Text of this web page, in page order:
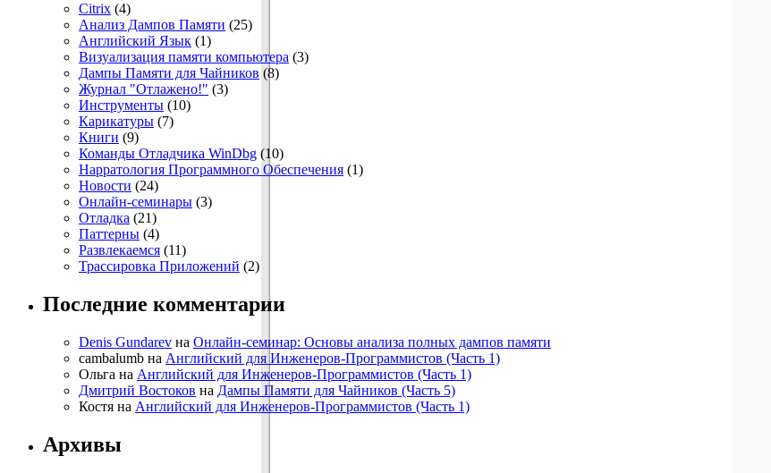
Citrix (4)
Анализ Дампов Памяти (25)
Английский Язык (1)
Визуализация памяти компьютера (3)
Дампы Памяти для Чайников (8)
Журнал "Отлажено!" (3)
Инструменты (10)
Карикатуры (7)
Книги (9)
Команды Отладчика WinDbg (10)
Нарратология Программного Обеспечения (1)
Новости (24)
Онлайн-семинары (3)
Отладка (21)
Паттерны (4)
Развлекаемся (11)
Трассировка Приложений (2)
Последние комментарии
Denis Gundarev на Онлайн-семинар: Основы анализа полных дампов памяти
cambalumb на Английский для Инженеров-Программистов (Часть 1)
Ольга на Английский для Инженеров-Программистов (Часть 1)
Дмитрий Востоков на Дампы Памяти для Чайников (Часть 5)
Костя на Английский для Инженеров-Программистов (Часть 1)
Архивы